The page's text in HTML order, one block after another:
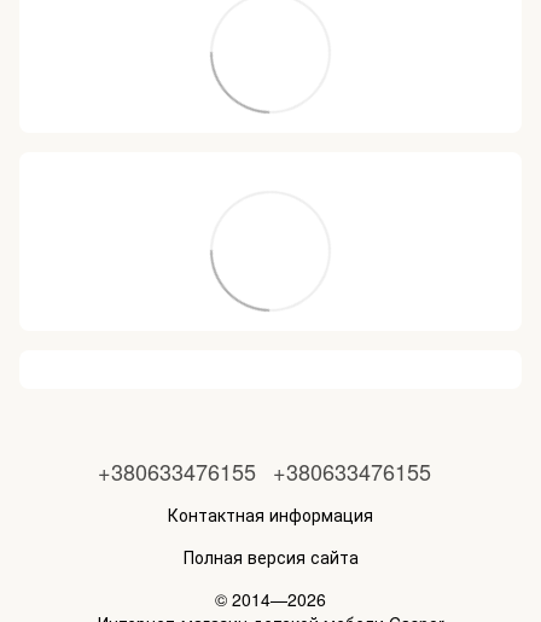
+380633476155 +380633476155
Контактная информация
Полная версия сайта
© 2014—2026